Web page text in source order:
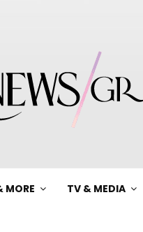
MORE TV & MEDIA